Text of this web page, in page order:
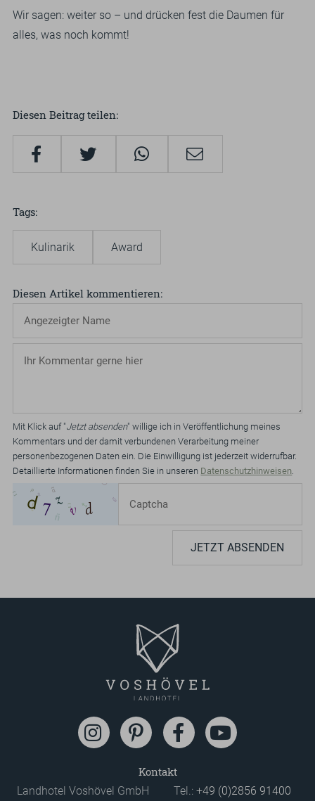
Wir sagen: weiter so – und drücken fest die Daumen für
alles, was noch kommt!
Diesen Beitrag teilen
Tags
Kulinarik Award
Diesen Artikel kommentieren
Mit Klick auf "Jetzt absenden" willige ich in Veröffentlichung meines
Kommentars und der damit verbundenen Verarbeitung meiner
personenbezogenen Daten ein. Die Einwilligung ist jederzeit widerrufbar.
Detaillierte Informationen finden Sie in unseren Datenschutzhinweisen
JETZT ABSENDEN
Kontakt
Landhotel Voshövel GmbH
Tel.:+49 (0)2856 91400